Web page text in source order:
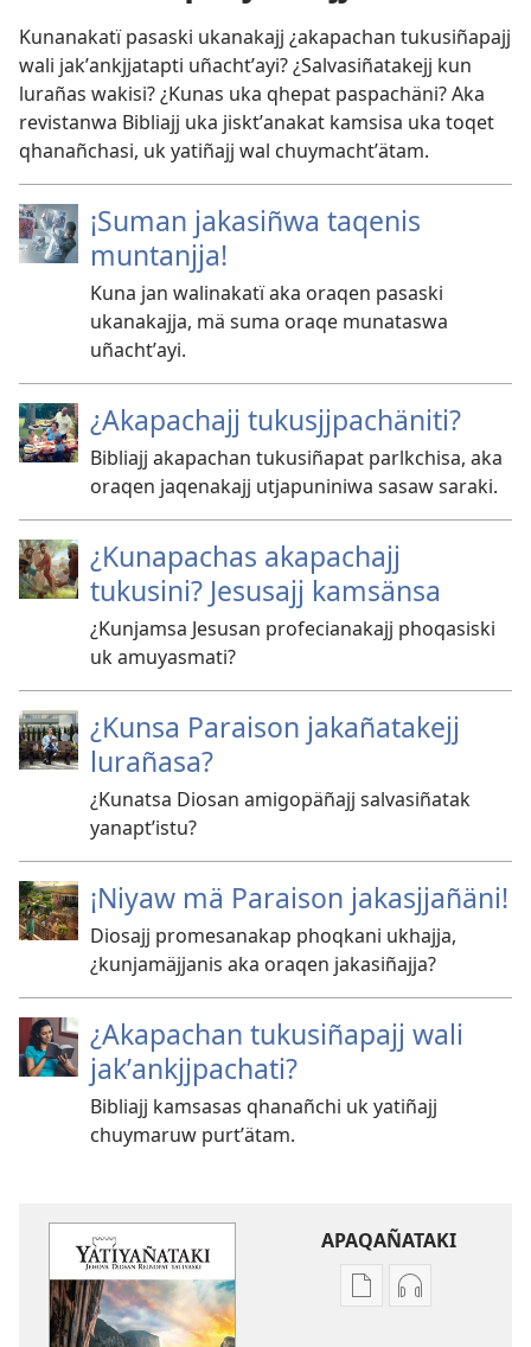
Kunanakatï pasaski ukanakajj ¿akapachan tukusiñapajj
wali jakʼankjjatapti uñachtʼayi? ¿Salvasiñatakejj kun
lurañas wakisi? ¿Kunas uka qhepat paspachäni? Aka
revistanwa Bibliajj uka jisktʼanakat kamsisa uka toqet
qhanañchasi, uk yatiñajj wal chuymachtʼätam.
¡Suman jakasiñwa taqenis
muntanjja!
Kuna jan walinakatï aka oraqen pasaski
ukanakajja, mä suma oraqe munataswa
uñachtʼayi.
¿Akapachajj tukusjjpachäniti?
Bibliajj akapachan tukusiñapat parlkchisa, aka
oraqen jaqenakajj utjapuniniwa sasaw saraki.
¿Kunapachas akapachajj
tukusini? Jesusajj kamsänsa
¿Kunjamsa Jesusan profecianakajj phoqasiski
uk amuyasmati?
¿Kunsa Paraison jakañatakejj
lurañasa?
¿Kunatsa Diosan amigopäñajj salvasiñatak
yanaptʼistu?
¡Niyaw mä Paraison jakasjjañäni!
Diosajj promesanakap phoqkani ukhajja,
¿kunjamäjjanis aka oraqen jakasiñajja?
¿Akapachan tukusiñapajj wali
jakʼankjjpachati?
Bibliajj kamsasas qhanañchi uk yatiñajj
chuymaruw purtʼätam.
APAQAÑATAKI
Aka Aka